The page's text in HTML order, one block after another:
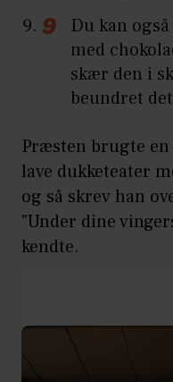
Du kan
med
skær den i
beundret
Præsten brugte
lave dukketeater
og så skrev han
"Under dine
kendte.